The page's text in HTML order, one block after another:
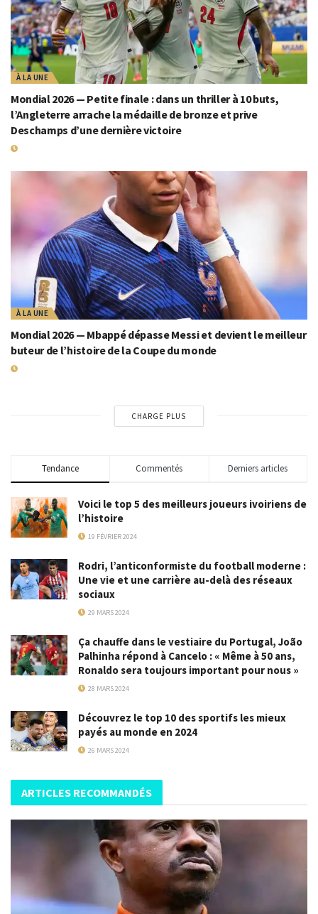
À LA UNE
Mondial 2026 — Petite finale : dans un thriller à 10 buts,
l’Angleterre arrache la médaille de bronze et prive
Deschamps d’une dernière victoire
À LA UNE
Mondial 2026 — Mbappé dépasse Messi et devient le meilleur
buteur de l’histoire de la Coupe du monde
CHARGE PLUS
Tendance Commentés Derniers articles
Voici le top 5 des meilleurs joueurs ivoiriens de
l’histoire
19 FÉVRIER 2024
Rodri, l’anticonformiste du football moderne :
Une vie et une carrière au-delà des réseaux
sociaux
29 MARS 2024
Ça chauffe dans le vestiaire du Portugal, João
Palhinha répond à Cancelo : « Même à 50 ans,
Ronaldo sera toujours important pour nous »
28 MARS 2024
Découvrez le top 10 des sportifs les mieux
payés au monde en 2024
26 MARS 2024
ARTICLES RECOMMANDÉS